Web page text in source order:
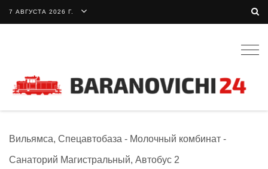
7 АВГУСТА 2026 Г.
Вильямса, Спецавтобаза - Молочный комбинат -
Санаторий Магистральный, Автобус 2